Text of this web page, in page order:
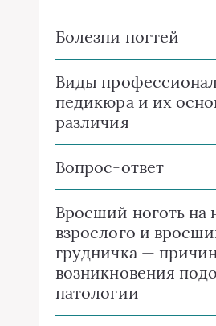
Болезни ногтей
Виды
педикюра и их
различия
Вопрос-ответ
Вросший ноготь на
взрослого и
грудничка —
возникновения
патологии